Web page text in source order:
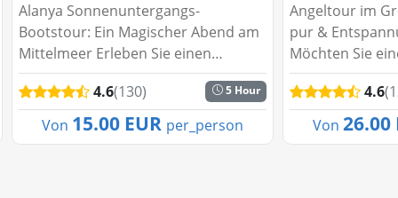
Alanya Sonnenuntergangs-
Bootstour: Ein Magischer Abend am
Mittelmeer Erleben Sie einen
unvergesslichen Abend auf dem
Mittelmeer, während die Sonne
langsam hinter der Kulisse von
Alanya untergeht. Die Alanya
4.6(130) 5 Hour
Von 15.00 EUR per_person
Angeltour im
pur &
Möchten Sie
Tag inmitten
ruhiger
Unsere
4.6
Von 26.00